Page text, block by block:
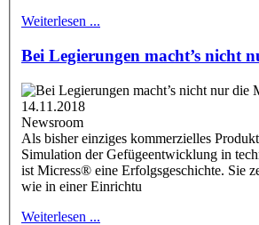
Weiterlesen ...
Bei Legierungen macht’s nicht
14.11.2018
Newsroom
Als bisher einziges kommerzielles
Simulation der Gefügeentwicklung in
ist Micress® eine Erfolgsgeschichte. Sie
wie in einer Einrichtu
Weiterlesen ...